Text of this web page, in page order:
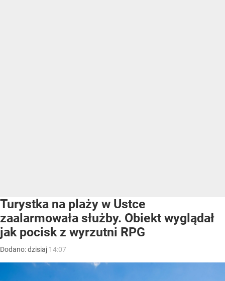
Turystka na plaży w Ustce
zaalarmowała służby. Obiekt wyglądał
jak pocisk z wyrzutni RPG
Dodano:dzisiaj 14:07